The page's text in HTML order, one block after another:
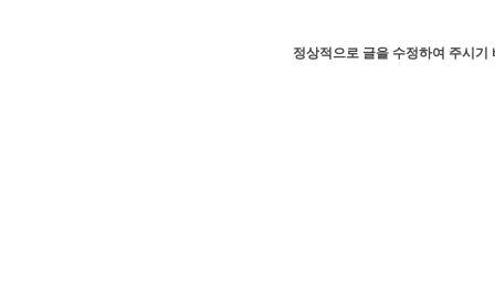
정상적으로 글을 수정하여 주시기